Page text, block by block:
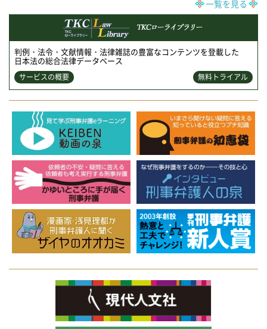
一覧を見る
判例・法令・文献情報・法律雑誌の豊富なコンテンツを登載した
日本法の総合法律データベース
サービスの概要 無料トライアル